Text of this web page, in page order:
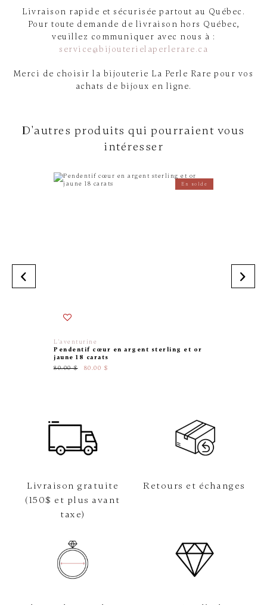
Livraison rapide et sécurisée partout au Québec.
Pour toute demande de livraison hors Québec,
veuillez communiquer avec nous à :
service@bijouterielaperlerare.ca
Merci de choisir la bijouterie La Perle Rare pour vos
achats de bijoux en ligne.
D'autres produits qui pourraient vous
intéresser
En solde
L'aventurine
Pendentif cœur en argent sterling et or
jaune 18 carats
80.00 $
80.00 $
Livraison gratuite
(150$ et plus avant
taxe)
Retours et échanges